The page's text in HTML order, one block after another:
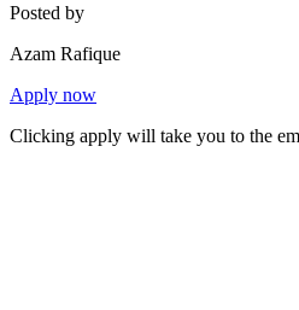
Posted by
Azam Rafique
Apply now
Clicking apply will take you to the